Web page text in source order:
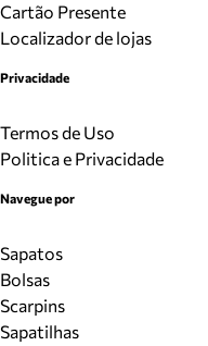
Cartão Presente
Localizador de lojas
Privacidade
Termos de Uso
Politica e Privacidade
Navegue por
Sapatos
Bolsas
Scarpins
Sapatilhas